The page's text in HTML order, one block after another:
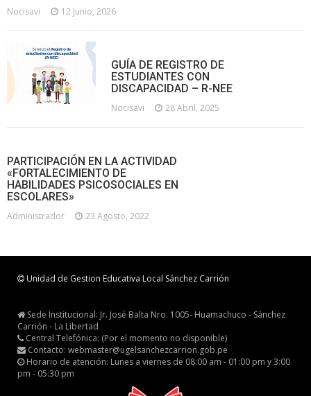
Nocisavi 12 Junio, 2026
GUÍA DE REGISTRO DE
ESTUDIANTES CON
DISCAPACIDAD – R-NEE
Nocisavi 28 Abril, 2025
PARTICIPACIÓN EN LA ACTIVIDAD
«FORTALECIMIENTO DE
HABILIDADES PSICOSOCIALES EN
ESCOLARES»
Administrador 23 Agosto, 2022
Unidad de Gestion Educativa Local Sánchez Carrión
Sede Institucional: Jr. José Balta Nro. 1005- Huamachuco - Sánchez
Carrión - La Libertad
Central Telefónica: (Por el momento no disponible)
Contacto: webmaster@ugelsanchezcarrion.gob.pe
Horario de atención: Lunes a viernes de 08:00 am - 01:00 pm y 3:00
pm - 05:30 pm